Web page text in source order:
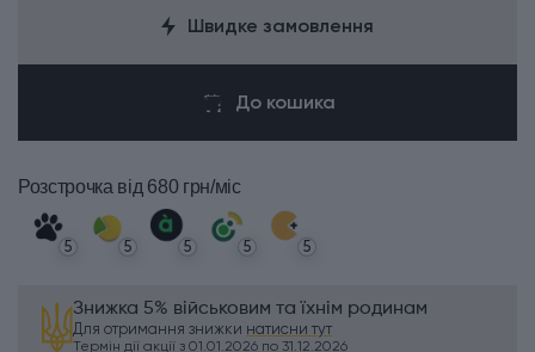
Швидке замовлення
До кошика
Розстрочка від 680 грн/міс
5 5 5 5 5
Знижка 5% військовим та їхнім родинам
Для отримання знижки натисни тут
Термін дії акції з 01.01.2026 по 31.12.2026